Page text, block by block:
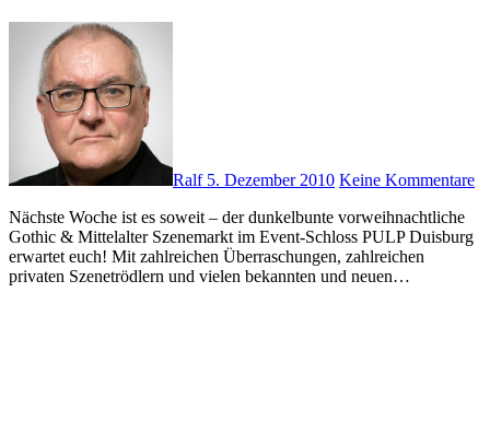
Ralf 5. Dezember 2010 Keine Kommentare
Nächste Woche ist es soweit – der dunkelbunte vorweihnachtliche
Gothic & Mittelalter Szenemarkt im Event-Schloss PULP Duisburg
erwartet euch! Mit zahlreichen Überraschungen, zahlreichen
privaten Szenetrödlern und vielen bekannten und neuen…